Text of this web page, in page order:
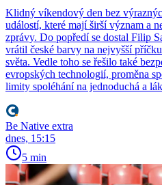
Klidný víkendový den bez
událostí, které mají širší význam a
zprávy. Do popředí se dostal Filip
vrátil české barvy na nejvyšší
světa. Vedle toho se řešilo také
evropských technologií, proměna
limity spoléhání na jednoduchá a
Be Native extra
dnes, 15:15
5 min